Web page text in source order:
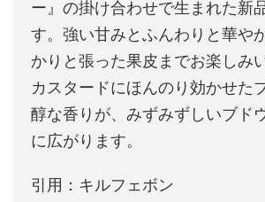
ー』の掛け合わせで生まれた新
す。強い甘みとふんわりと華や
かりと張った果皮までお楽しみ
カスタードにほんのり効かせた
醇な香りが、みずみずしいブド
に広がります。
引用：キルフェボン